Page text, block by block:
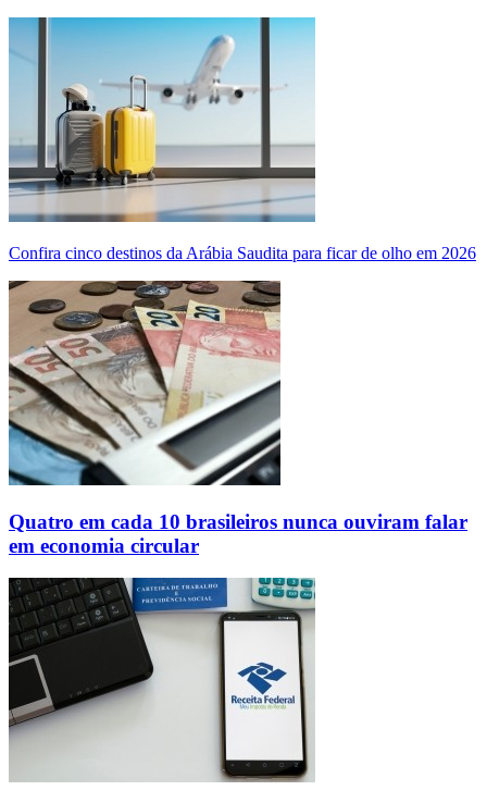
Confira cinco destinos da Arábia Saudita para ficar de olho em 2026
Quatro em cada 10 brasileiros nunca ouviram falar
em economia circular